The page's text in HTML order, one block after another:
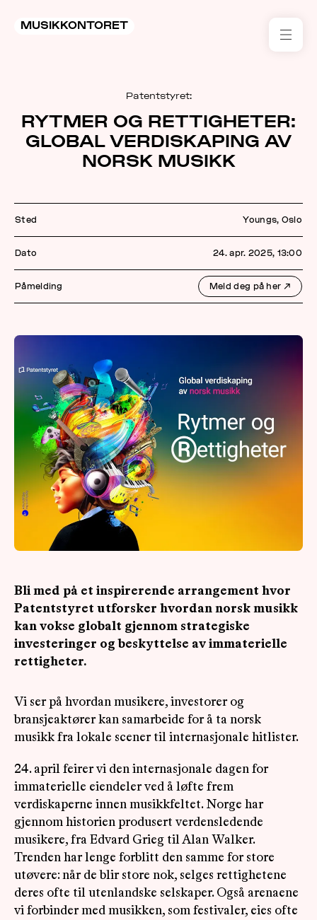
MUSIKKONTORET
OG
Patentstyret:
RYTMER OG RETTIGHETER:
GLOBAL VERDISKAPING AV
NORSK MUSIKK
Sted Youngs, Oslo
Dato 24. apr. 2025, 13:00
Påmelding Meld deg på her ↗
Bli med på et inspirerende arrangement hvor
Patentstyret utforsker hvordan norsk musikk
kan vokse globalt gjennom strategiske
investeringer og beskyttelse av immaterielle
rettigheter.
Vi ser på hvordan musikere, investorer og
bransjeaktører kan samarbeide for å ta norsk
musikk fra lokale scener til internasjonale hitlister.
24. april feirer vi den internasjonale dagen for
immaterielle eiendeler ved å løfte frem
verdiskaperne innen musikkfeltet. Norge har
gjennom historien produsert verdensledende
musikere, fra Edvard Grieg til Alan Walker.
Trenden har lenge forblitt den samme for store
utøvere: når de blir store nok, selges rettighetene
deres ofte til utenlandske selskaper. Også arenaene
vi forbinder med musikken, som festivaler, eies ofte